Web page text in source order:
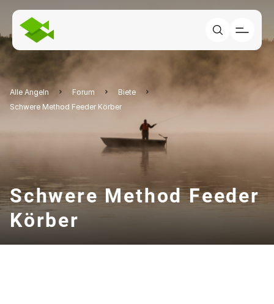
Alle Angeln Forum
Biete
Schwere Method Feeder Körber
Schwere Method Feeder
Körber